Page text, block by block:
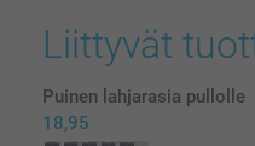
Liittyvät
Puinen lahjarasia pullolle
18,95